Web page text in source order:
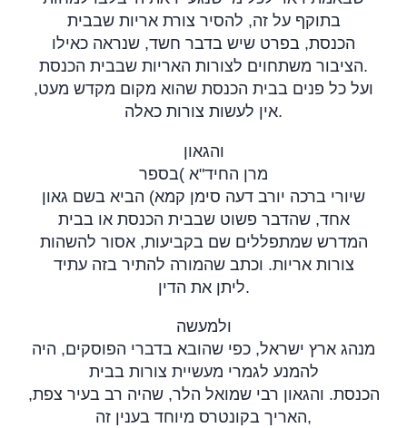
בתוקף על זה, להסיר צורת אריות שבבית
הכנסת, בפרט שיש בדבר חשד, שנראה כאילו
הציבור משתחוים לצורות האריות שבבית הכנסת.
ועל כל פנים בבית הכנסת שהוא מקום מקדש מעט,
אין לעשות צורות כאלה.
והגאון
מרן החיד"א (בספר
שיורי ברכה יורב דעה סימן קמא) הביא בשם גאון
אחד, שהדבר פשוט שבבית הכנסת או בבית
המדרש שמתפללים שם בקביעות, אסור להשהות
צורות אריות. וכתב שהמורה להתיר בזה עתיד
ליתן את הדין.
ולמעשה
מנהג ארץ ישראל, כפי שהובא בדברי הפוסקים, היה
להמנע לגמרי מעשיית צורות בבית
הכנסת. והגאון רבי שמואל הלר, שהיה רב בעיר צפת,
האריך בקונטרס מיוחד בענין זה,